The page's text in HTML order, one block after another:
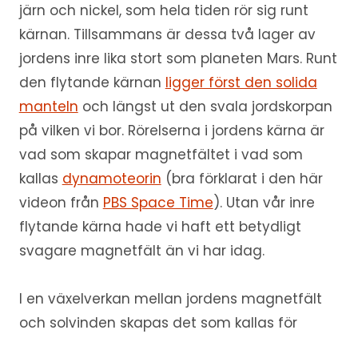
järn och nickel, som hela tiden rör sig runt
kärnan. Tillsammans är dessa två lager av
jordens inre lika stort som planeten Mars. Runt
den flytande kärnan ligger först den solida
manteln och längst ut den svala jordskorpan
på vilken vi bor. Rörelserna i jordens kärna är
vad som skapar magnetfältet i vad som
kallas dynamoteorin (bra förklarat i den här
videon från PBS Space Time). Utan vår inre
flytande kärna hade vi haft ett betydligt
svagare magnetfält än vi har idag.
I en växelverkan mellan jordens magnetfält
och solvinden skapas det som kallas för